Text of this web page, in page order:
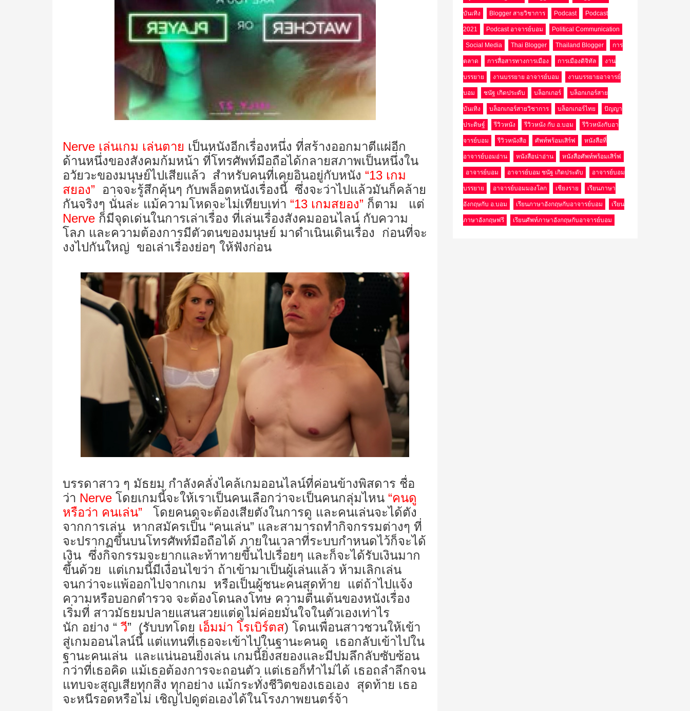
Nerve เล่นเกม เล่นตาย เป็นหนังอีกเรื่องหนึ่ง ที่สร้างออกมาตีแผ่อีก
ด้านหนึ่งของสังคมก้มหน้า ที่โทรศัพท์มือถือได้กลายสภาพเป็นหนึ่งใน
อวัยวะของมนุษย์ไปเสียแล้ว สำหรับคนที่เคยอินอยู่กับหนัง “13 เกม
สยอง” อาจจะรู้สึกคุ้นๆ กับพล็อตหนังเรื่องนี้ ซึ่งจะว่าไปแล้วมันก็คล้าย
กันจริงๆ นั่นล่ะ แม้ความโหดจะไม่เทียบเท่า “13 เกมสยอง” ก็ตาม แต่
Nerve ก็มีจุดเด่นในการเล่าเรื่อง ที่เล่นเรื่องสังคมออนไลน์ กับความ
โลภ และความต้องการมีตัวตนของมนุษย์ มาดำเนินเดินเรื่อง ก่อนที่จะ
งงไปกันใหญ่ ขอเล่าเรื่องย่อๆ ให้ฟังก่อน
บรรดาสาว ๆ มัธยม กำลังคลั่งไคล้เกมออนไลน์ที่ค่อนข้างพิสดาร ชื่อ
ว่า Nerve โดยเกมนี้จะให้เราเป็นคนเลือกว่าจะเป็นคนกลุ่มไหน “คนดู
หรือว่า คนเล่น”
โดยคนดูจะต้องเสียตังในการดู และคนเล่นจะได้ตัง
จากการเล่น หากสมัครเป็น “คนเล่น” และสามารถทำกิจกรรมต่างๆ ที่
จะปรากฏขึ้นบนโทรศัพท์มือถือได้ ภายในเวลาที่ระบบกำหนดไว้ก็จะได้
เงิน ซึ่งกิจกรรมจะยากและท้าทายขึ้นไปเรื่อยๆ และก็จะได้รับเงินมาก
ขึ้นด้วย แต่เกมนี้มีเงื่อนไขว่า ถ้าเข้ามาเป็นผู้เล่นแล้ว ห้ามเลิกเล่น
จนกว่าจะแพ้ออกไปจากเกม หรือเป็นผู้ชนะคนสุดท้าย แต่ถ้าไปแจ้ง
ความหรือบอกตำรวจ จะต้องโดนลงโทษ ความตื่นเต้นของหนังเรื่อง
เริ่มที่ สาวมัธยมปลายแสนสวยแต่ดูไม่ค่อยมั่นใจในตัวเองเท่าไร
นัก อย่าง “ วี” (รับบทโดย เอ็มม่า โรเบิร์ตส) โดนเพื่อนสาวชวนให้เข้า
สู่เกมออนไลน์นี้ แต่แทนที่เธอจะเข้าไปในฐานะคนดู เธอกลับเข้าไปใน
ฐานะคนเล่น และแน่นอนยิ่งเล่น เกมนี้ยิ่งสยองและมีปมลึกลับซับซ้อน
กว่าที่เธอคิด แม้เธอต้องการจะถอนตัว แต่เธอก็ทำไม่ได้ เธอถลำลึกจน
แทบจะสูญเสียทุกสิ่ง ทุกอย่าง แม้กระทั่งชีวิตของเธอเอง สุดท้าย เธอ
จะหนีรอดหรือไม่ เชิญไปดูต่อเองได้ในโรงภาพยนตร์จ้า
บันเทิง Blogger สายวิชาการ Podcast Podcast
2021 Podcast อาจารย์บอม Political Communication
Social Media Thai Blogger Thailand Blogger การ
ตลาด การสื่อสารทางการเมือง การเมืองดิจิทัล งาน
บรรยาย งานบรรยาย อาจารย์บอม งานบรรยายอาจารย์
บอม ชนัฐ เกิดประดับ บล็อกเกอร์ บล็อกเกอร์สาย
บันเทิง บล็อกเกอร์สายวิชาการ บล็อกเกอร์ไทย ปัญญา
ประดิษฐ์ รีวิวหนัง รีวิวหนัง กับ อ.บอม รีวิวหนังกับอา
จารย์บอม รีวิวหนังสือ ศัพท์พร้อมเสิร์ฟ หนังสือที่
อาจารย์บอมอ่าน หนังสือน่าอ่าน หนังสือศัพท์พร้อมเสิร์ฟ
อาจารย์บอม อาจารย์บอม ชนัฐ เกิดประดับ อาจารย์บอม
บรรยาย อาจารย์บอมมองโลก เชียงราย เรียนภาษา
อังกฤษกับ อ.บอม เรียนภาษาอังกฤษกับอาจารย์บอม เรียน
ภาษาอังกฤษฟรี เรียนศัพท์ภาษาอังกฤษกับอาจารย์บอม